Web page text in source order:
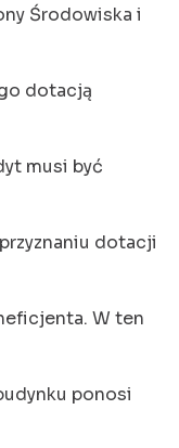
Środowiska i
dotacją
musi być
dotacji
W ten
ponosi